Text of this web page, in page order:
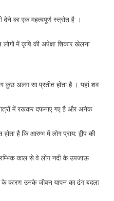
का एक महत्वपूर्ण स्त्रोत है ।
में कृषि की अपेक्षा शिकार खेलना
कुछ अलग सा प्रतीत होता है । यहां शव
में रखकर दफनाए गए है और अनेक
है कि आरम्भ में लोग प्राय: द्वीप की
काल से वे लोग नदी के उपजाऊ
कारण उनके जीवन यापन का ढंग बदला